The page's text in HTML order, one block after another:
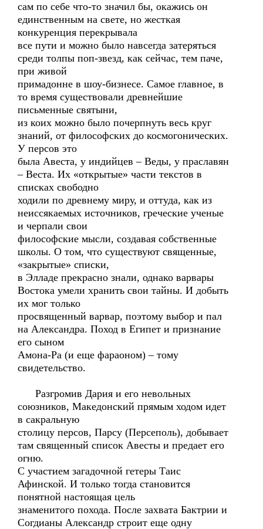
сам по себе что-то значил бы, окажись он
единственным на свете, но жесткая
конкуренция перекрывала
все пути и можно было навсегда затеряться
среди толпы поп-звезд, как сейчас, тем паче,
при живой
примадонне в шоу-бизнесе. Самое главное, в
то время существовали древнейшие
письменные святыни,
из коих можно было почерпнуть весь круг
знаний, от философских до космогонических.
У персов это
была Авеста, у индийцев – Веды, у праславян
– Веста. Их «открытые» части текстов в
списках свободно
ходили по древнему миру, и оттуда, как из
неиссякаемых источников, греческие ученые
и черпали свои
философские мысли, создавая собственные
школы. О том, что существуют священные,
«закрытые» списки,
в Элладе прекрасно знали, однако варвары
Востока умели хранить свои тайны. И добыть
их мог только
просвященный варвар, поэтому выбор и пал
на Александра. Поход в Египет и признание
его сыном
Амона-Ра (и еще фараоном) – тому
свидетельство.
Разгромив Дария и его невольных
союзников, Македонский прямым ходом идет
в сакральную
столицу персов, Парсу (Персеполь), добывает
там священный список Авесты и предает его
огню.
С участием загадочной гетеры Таис
Афинской. И только тогда становится
понятной настоящая цель
знаменитого похода. После захвата Бактрии и
Согдианы Александр строит еще одну